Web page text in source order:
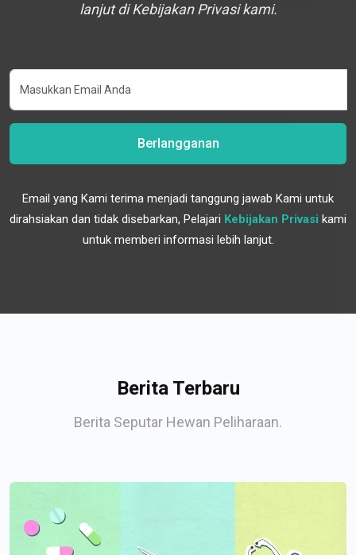
lanjut di Kebijakan Privasi kami.
Berlangganan
Email yang Kami terima menjadi tanggung jawab Kami untuk
dirahsiakan dan tidak disebarkan, Pelajari Kebijakan Privasi kami
untuk memberi informasi lebih lanjut.
Berita Terbaru
Berita Seputar Hewan Peliharaan.